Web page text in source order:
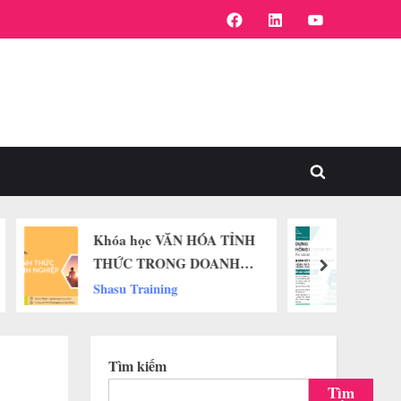
FaceBookLinkedinYoutube
Toggle
form
TỈNH
DOANH
Khóa học ” XÂY DỰNG
HỆ THỐNG LƯƠNG P2″next
Tìm kiếm
Tìm